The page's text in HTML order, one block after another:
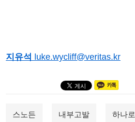
지유석 luke.wycliff@veritas.kr
스노든 내부고발 하나로